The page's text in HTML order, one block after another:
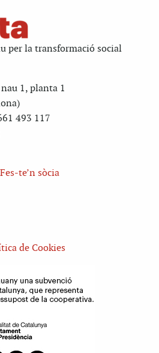
per la transformació social
nau 1, planta 1
493 117
te’n sòcia
de Cookies